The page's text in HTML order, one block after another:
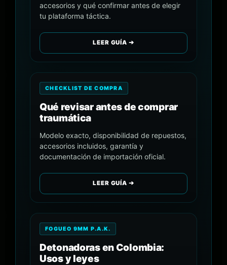
accesorios y qué confirmar antes de elegir
tu plataforma táctica.
LEER GUÍA ➔
CHECKLIST DE COMPRA
Qué revisar antes de comprar
traumática
Modelo exacto, disponibilidad de repuestos,
accesorios incluidos, garantía y
documentación de importación oficial.
LEER GUÍA ➔
FOGUEO 9MM P.A.K.
Detonadoras en Colombia:
Usos y leyes